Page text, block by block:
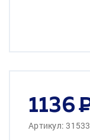
1136
Артикул: 31533